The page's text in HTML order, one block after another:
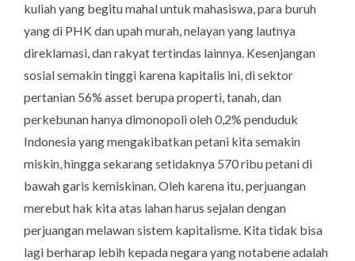
kuliah yang begitu mahal untuk mahasiswa, para buruh
yang di PHK dan upah murah, nelayan yang lautnya
direklamasi, dan rakyat tertindas lainnya. Kesenjangan
sosial semakin tinggi karena kapitalis ini, di sektor
pertanian 56% asset berupa properti, tanah, dan
perkebunan hanya dimonopoli oleh 0,2% penduduk
Indonesia yang mengakibatkan petani kita semakin
miskin, hingga sekarang setidaknya 570 ribu petani di
bawah garis kemiskinan. Oleh karena itu, perjuangan
merebut hak kita atas lahan harus sejalan dengan
perjuangan melawan sistem kapitalisme. Kita tidak bisa
lagi berharap lebih kepada negara yang notabene adalah